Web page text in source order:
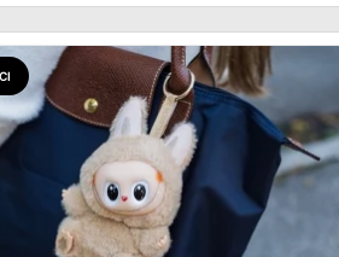
za 2,99 zł. Werdykt w skrócie:
z Biedronki, po świeże warzywa jedź